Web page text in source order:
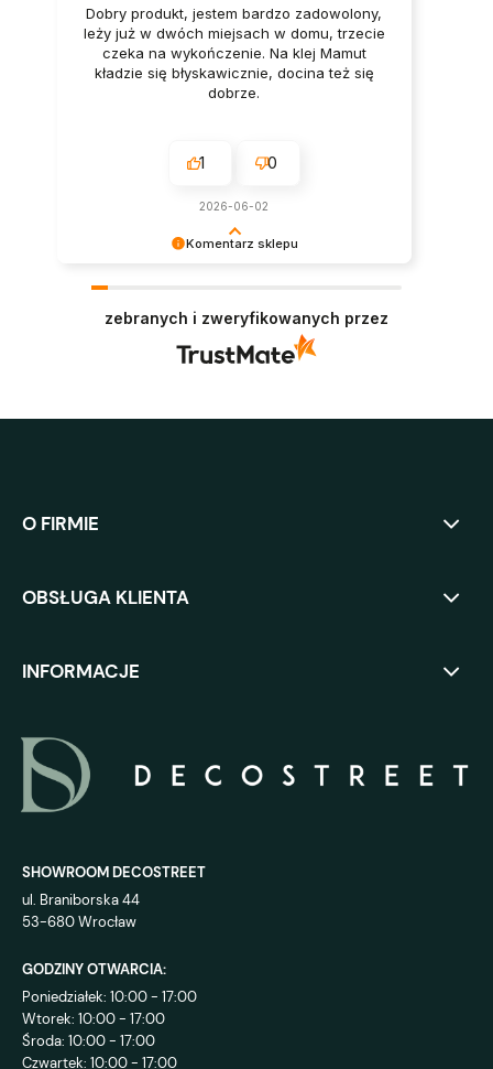
Komentarz sklepu
niezmiennie cieszyły oko. Pozdrawiamy :)
Dobry produkt, jestem bardzo zadowolony,
leży już w dwóch miejsach w domu, trzecie
czeka na wykończenie. Na klej Mamut
kładzie się błyskawicznie, docina też się
dobrze.
1 0
2026-06-02
zebranych i zweryfikowanych przez
O FIRMIE
OBSŁUGA KLIENTA
INFORMACJE
SHOWROOM DECOSTREET
ul. Braniborska 44
53-680 Wrocław
GODZINY OTWARCIA:
Poniedziałek: 10:00 - 17:00
Wtorek: 10:00 - 17:00
Środa: 10:00 - 17:00
Czwartek: 10:00 - 17:00